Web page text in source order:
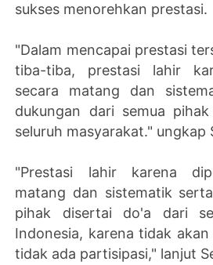
sukses menorehkan prestasi.
"Dalam mencapai prestasi
tiba-tiba, prestasi lahir
secara matang dan
dukungan dari semua
seluruh masyarakat." ungkap
"Prestasi lahir karena
matang dan sistematik
pihak disertai do'a dari
Indonesia, karena tidak
tidak ada partisipasi," lanjut